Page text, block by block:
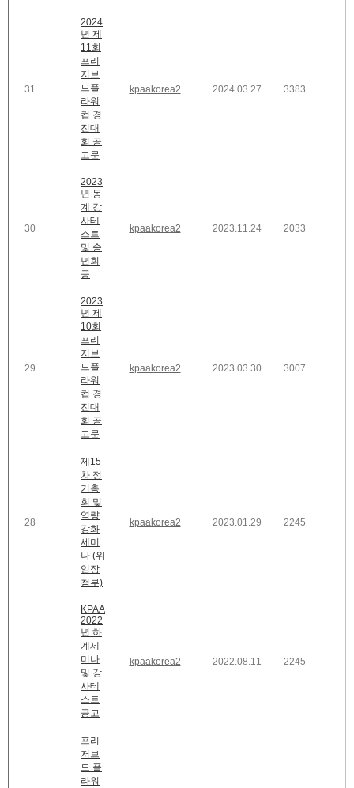
31
2024
년 제
11회
프리
저브
드플
라워
컵 경
진대
회 공
고문
kpaakorea2 2024.03.27 3383
30
2023
년 동
계 강
사테
스트
및 송
년회
공
kpaakorea2 2023.11.24 2033
29
2023
년 제
10회
프리
저브
드플
라워
컵 경
진대
회 공
고문
kpaakorea2 2023.03.30 3007
28
제15
차 정
기총
회 및
역량
강화
세미
나 (위
임장
첨부)
kpaakorea2 2023.01.29 2245
KPAA
2022
년 하
계세
미나
및 강
사테
스트
공고
kpaakorea2 2022.08.11 2245
프리
저브
드 플
라워